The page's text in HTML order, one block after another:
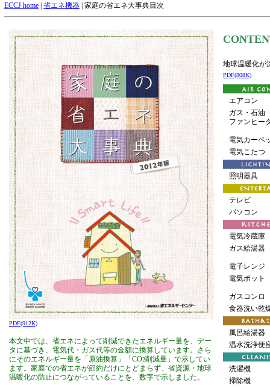
ECCJ home 省エネ機器 | 家庭の省エネ大事典目次
PDF(912K)
本文中では、省エネによって削減できたエネルギー量を、デー
タに基づき、電気代・ガス代等の金額に換算しています。さら
にそのエネルギー量を「原油換算」「CO2削減量」で示してい
ます。家庭での省エネが節約だけにとどまらず、省資源・地球
温暖化の防止につながっていることを、数字で示しました。
地球温暖化が
PDF(808K)
エアコン
ガス・石油
ファンヒー
電気カーペ
電気こたつ
照明器具
テレビ
パソコン
電気冷蔵庫
ガス給湯器
電子レンジ
電気ポット
ガスコンロ
食器洗い乾
風呂給湯器
温水洗浄便
洗濯機
掃除機